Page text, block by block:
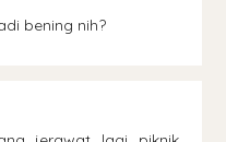
bening nih?